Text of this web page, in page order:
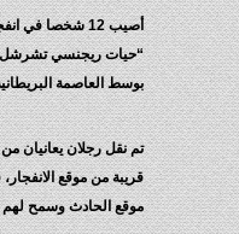
أصيب 12 شخصا في
“حيات ريجنسي
بوسط العاصمة
تم نقل رجلان
قريبة من موقع
موقع الحادث وسمح لهم